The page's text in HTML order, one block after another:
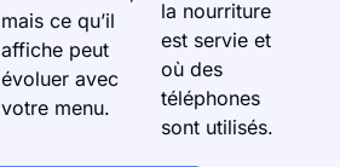
mais ce qu’il
affiche peut
évoluer avec
votre menu.
la nourriture
est servie et
où des
téléphones
sont utilisés.